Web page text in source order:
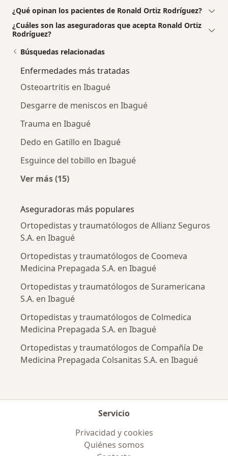
¿Qué opinan los pacientes de Ronald Ortiz Rodríguez?
¿Cuáles son las aseguradoras que acepta Ronald Ortiz
Rodríguez?
Búsquedas relacionadas
Enfermedades más tratadas
Osteoartritis en Ibagué
Desgarre de meniscos en Ibagué
Trauma en Ibagué
Dedo en Gatillo en Ibagué
Esguince del tobillo en Ibagué
Ver más (15)
Aseguradoras más populares
Ortopedistas y traumatólogos de Allianz Seguros
S.A. en Ibagué
Ortopedistas y traumatólogos de Coomeva
Medicina Prepagada S.A. en Ibagué
Ortopedistas y traumatólogos de Suramericana
S.A. en Ibagué
Ortopedistas y traumatólogos de Colmedica
Medicina Prepagada S.A. en Ibagué
Ortopedistas y traumatólogos de Compañía De
Medicina Prepagada Colsanitas S.A. en Ibagué
Servicio
Privacidad y cookies
Quiénes somos